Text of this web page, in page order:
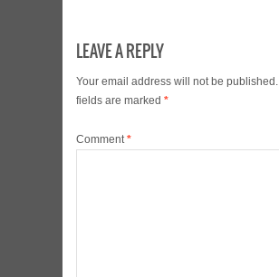
LEAVE A REPLY
Your email address will not be published.
fields are marked *
Comment*